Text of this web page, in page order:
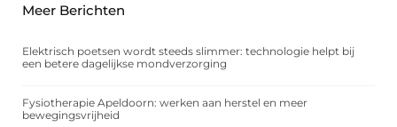
Meer Berichten
Elektrisch poetsen wordt steeds slimmer: technologie helpt bij
een betere dagelijkse mondverzorging
Fysiotherapie Apeldoorn: werken aan herstel en meer
bewegingsvrijheid